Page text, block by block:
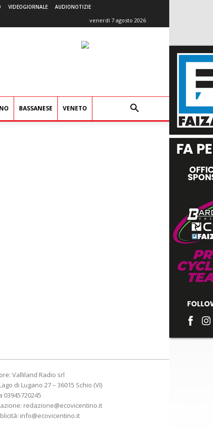
VIDEOGIORNALE AUDIONOTIZIE
venerdì 7 agosto 2026
BASSANESE VENETO
Valliland Radio srl
di Lugano 27 – 36015 Schio (VI)
03945720245
redazione@ecovicentino.it
info@ecovicentino.it